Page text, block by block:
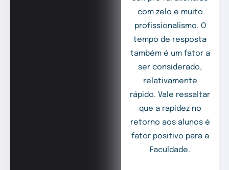
com zelo e muito
profissionalismo. O
tempo de resposta
também é um fator a
ser considerado,
relativamente
rápido. Vale ressaltar
que a rapidez no
retorno aos alunos é
fator positivo para a
Faculdade.